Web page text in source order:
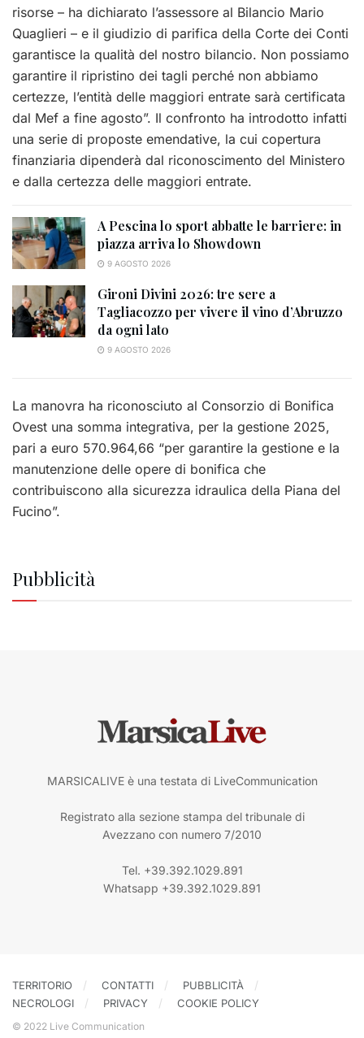
risorse – ha dichiarato l’assessore al Bilancio Mario
Quaglieri – e il giudizio di parifica della Corte dei Conti
garantisce la qualità del nostro bilancio. Non possiamo
garantire il ripristino dei tagli perché non abbiamo
certezze, l’entità delle maggiori entrate sarà certificata
dal Mef a fine agosto”. Il confronto ha introdotto infatti
una serie di proposte emendative, la cui copertura
finanziaria dipenderà dal riconoscimento del Ministero
e dalla certezza delle maggiori entrate.
A Pescina lo sport abbatte le barriere: in
piazza arriva lo Showdown
9 AGOSTO 2026
Gironi Divini 2026: tre sere a
Tagliacozzo per vivere il vino d’Abruzzo
da ogni lato
9 AGOSTO 2026
La manovra ha riconosciuto al Consorzio di Bonifica
Ovest una somma integrativa, per la gestione 2025,
pari a euro 570.964,66 “per garantire la gestione e la
manutenzione delle opere di bonifica che
contribuiscono alla sicurezza idraulica della Piana del
Fucino”.
Pubblicità
MARSICALIVE è una testata di LiveCommunication
Registrato alla sezione stampa del tribunale di
Avezzano con numero 7/2010
Tel. +39.392.1029.891
Whatsapp +39.392.1029.891
TERRITORIO CONTATTI
PUBBLICITÀ
NECROLOGI
PRIVACY COOKIE POLICY
© 2022 Live Communication